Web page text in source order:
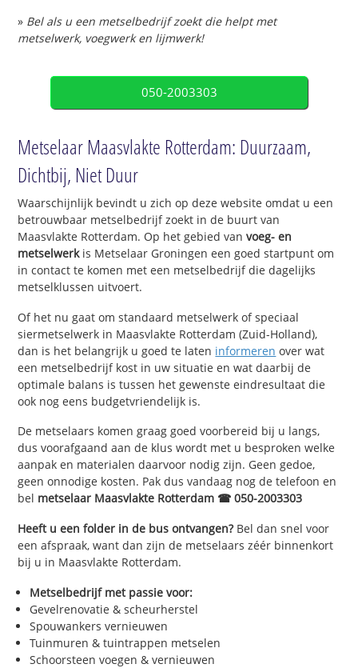
» Bel als u een metselbedrijf zoekt die helpt met
metselwerk, voegwerk en lijmwerk!
050-2003303
Metselaar Maasvlakte Rotterdam: Duurzaam,
Dichtbij, Niet Duur
Waarschijnlijk bevindt u zich op deze website omdat u een
betrouwbaar metselbedrijf zoekt in de buurt van
Maasvlakte Rotterdam. Op het gebied van voeg- en
metselwerkis Metselaar Groningen een goed startpunt om
in contact te komen met een metselbedrijf die dagelijks
metselklussen uitvoert.
Of het nu gaat om standaard metselwerk of speciaal
siermetselwerk in Maasvlakte Rotterdam (Zuid-Holland),
dan is het belangrijk u goed te laten informeren over wat
een metselbedrijf kost in uw situatie en wat daarbij de
optimale balans is tussen het gewenste eindresultaat die
ook nog eens budgetvriendelijk is.
De metselaars komen graag goed voorbereid bij u langs,
dus voorafgaand aan de klus wordt met u besproken welke
aanpak en materialen daarvoor nodig zijn. Geen gedoe,
geen onnodige kosten. Pak dus vandaag nog de telefoon en
bel metselaar Maasvlakte Rotterdam ☎ 050-2003303
Heeft u een folder in de bus ontvangen?Bel dan snel voor
een afspraak, want dan zijn de metselaars zéér binnenkort
bij u in Maasvlakte Rotterdam.
Metselbedrijf met passie voor:
Gevelrenovatie & scheurherstel
Spouwankers vernieuwen
Tuinmuren & tuintrappen metselen
Schoorsteen voegen & vernieuwen